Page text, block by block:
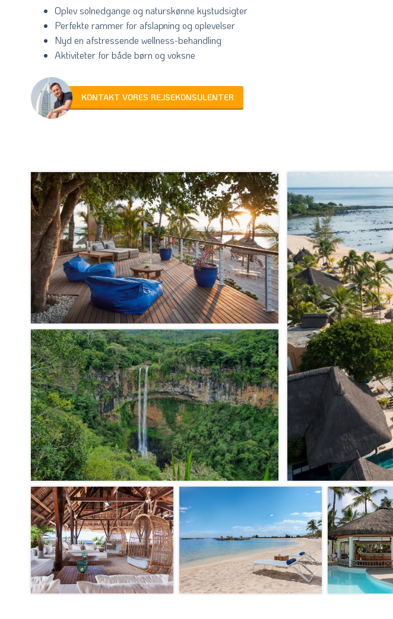
Oplev solnedgange og naturskønne kystudsigter
Perfekte rammer for afslapning og oplevelser
Nyd en afstressende wellness-behandling
Aktiviteter for både børn og voksne
KONTAKT VORES REJSEKONSULENTER